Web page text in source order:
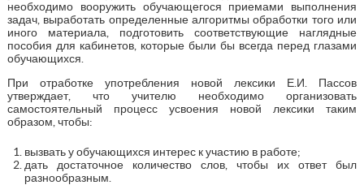
необходимо вооружить обучающегося приемами выполнения
задач, выработать определенные алгоритмы обработки того или
иного материала, подготовить соответствующие наглядные
пособия для кабинетов, которые были бы всегда перед глазами
обучающихся.
При отработке употребления новой лексики Е.И. Пассов
утверждает, что учителю необходимо организовать
самостоятельный процесс усвоения новой лексики таким
образом, чтобы:
вызвать у обучающихся интерес к участию в работе;
дать достаточное количество слов, чтобы их ответ был
разнообразным.